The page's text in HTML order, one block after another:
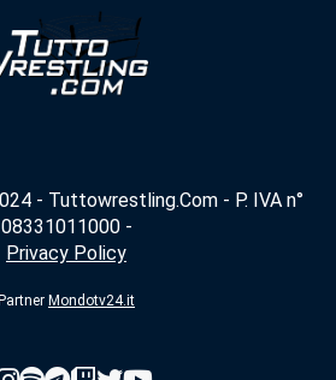
- Tuttowrestling.Com - P. IVA n°
08331011000 -
Privacy Policy
Partner Mondotv24.it